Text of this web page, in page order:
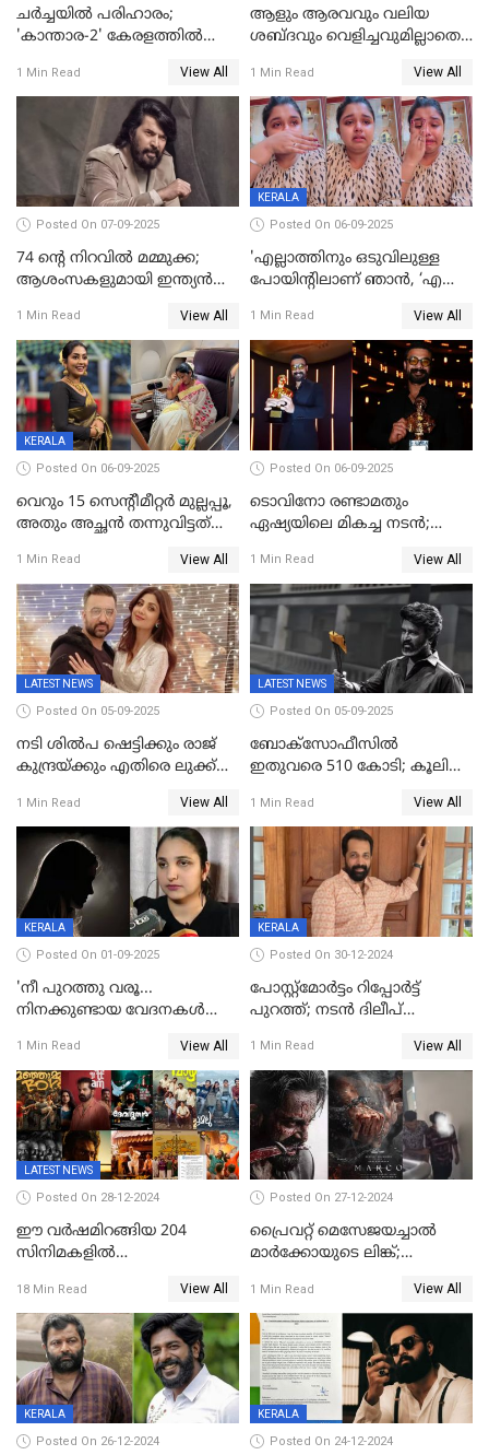
ചർച്ചയിൽ പരിഹാരം;
'കാന്താര-2' കേരളത്തിൽ
ഫിയോക്ക്
1 Min Read View All
ആളും ആരവവും വലിയ
ശബ്ദവും വെളിച്ചവുമില്ലാതെ
വിവാഹിതയായെന്ന്‌ നടി ​
ഗ്രേസ് ആന്റണി
1 Min Read View All
Posted On 07-09-2025
74 ന്റെ നിറവിൽ മമ്മുക്ക;
ആശംസകളുമായി ഇന്ത്യൻ
1 Min Read View All
KERALA
Posted On 06-09-2025
'എല്ലാത്തിനും ഒടുവിലുള്ള
പോയിന്റിലാണ് ഞാൻ, ‘എന്‍റെ
സ്നേഹിച്ചയാള്‍ തന്നെ
വഞ്ചിച്ചുപോയി’, ലൈവ്
വിഡിയോയിൽ
പൊട്ടിക്കരഞ്ഞ് നടി
1 Min Read View All
KERALA
Posted On 06-09-2025
വെറും 15 സെന്റീമീറ്റര്‍ മുല്ലപ്പൂ,
അതും അച്ഛൻ തന്നുവിട്ടത്
ലക്ഷം രൂപ പിഴ; നവ്യ
28ദിവസത്തിനകം പിഴ
അടയ്ക്കണം
1 Min Read View All
Posted On 06-09-2025
ടൊവിനോ രണ്ടാമതും
ഏഷ്യയിലെ മികച്ച നടന്‍;
പുരസ്‌കാരം
1 Min Read View All
LATEST NEWS
Posted On 05-09-2025
നടി ശിൽപ ഷെട്ടിക്കും രാജ്
കുന്ദ്രയ്ക്കും എതിരെ ലുക്ക്
1 Min Read View All
LATEST NEWS
Posted On 05-09-2025
ബോക്സോഫീസിൽ
ഇതുവരെ 510 കോടി; കൂലി
തീയതി പുറത്ത്
1 Min Read View All
KERALA
Posted On 01-09-2025
'നീ പുറത്തു വരൂ...
നിനക്കുണ്ടായ വേദനകള്‍
'കരയേണ്ടതും ഒറ്റപ്പെടേണ്ടതും
വേട്ടക്കാരനാണ്, വേദനകള്‍
സധൈര്യം പറയു;
പെണ്‍കുട്ടിയോട് റിനി ആര്‍
ജോര്‍ജ്
1 Min Read View All
KERALA
Posted On 30-12-2024
പോസ്റ്റ്‌മോര്‍ട്ടം റിപ്പോര്‍ട്ട്
പുറത്ത്; നടൻ ദിലീപ്
ആന്തരിക രക്തസ്രാവം
1 Min Read View All
LATEST NEWS
Posted On 28-12-2024
ഈ വർഷമിറങ്ങിയ 204
സിനിമകളിൽ
ചിത്രങ്ങൾ; 2024ൽ സിനിമാ
വ്യവസായത്തിന് നഷ്ടം 700
കോടി; അഭിനേതാക്കൾ
പ്രതിഫലം കുറയ്ക്കണമെന്നും
നിർമാതാക്കളുടെ സംഘടന
18 Min Read View All
Posted On 27-12-2024
പ്രൈവറ്റ് മെസേജയച്ചാല്‍
മാർക്കോയുടെ ലിങ്ക്;
സ്വദേശി അറസ്റ്റില്‍
1 Min Read View All
KERALA
Posted On 26-12-2024
KERALA
Posted On 24-12-2024